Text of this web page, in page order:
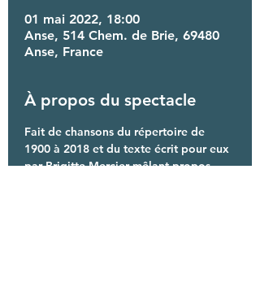
01 mai 2022, 18:00
Anse, 514 Chem. de Brie, 69480
Anse, France
À propos du spectacle
Fait de chansons du répertoire de
1900 à 2018 et du texte écrit pour eux
par Brigitte Mercier mêlant propos